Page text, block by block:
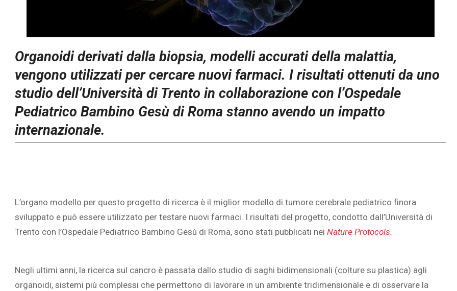
Organoidi derivati dalla biopsia, modelli accurati della malattia,
vengono utilizzati per cercare nuovi farmaci. I risultati ottenuti da uno
studio dell’Università di Trento in collaborazione con l’Ospedale
Pediatrico Bambino Gesù di Roma stanno avendo un impatto
internazionale.
L’organo modello per questo progetto di ricerca è il miglior modello di tumore cerebrale pediatrico finora
sviluppato e può essere utilizzato per testare nuovi farmaci. I risultati del progetto, condotto dall’Università di
Trento con l’Ospedale Pediatrico Bambino Gesù di Roma, sono stati pubblicati nei Nature Protocols.
Negli ultimi anni, la ricerca sul cancro è passata dallo studio di saghi bidimensionali (colture su plastica) agli
organoidi, sistemi più complessi che permettono di lavorare in un ambiente tridimensionale e di osservare la